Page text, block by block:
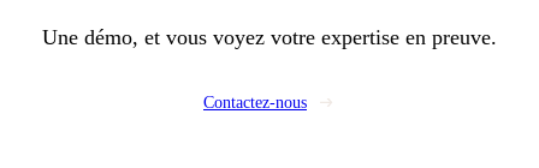
Une démo, et vous voyez votre expertise en preuve.
Contactez-nous